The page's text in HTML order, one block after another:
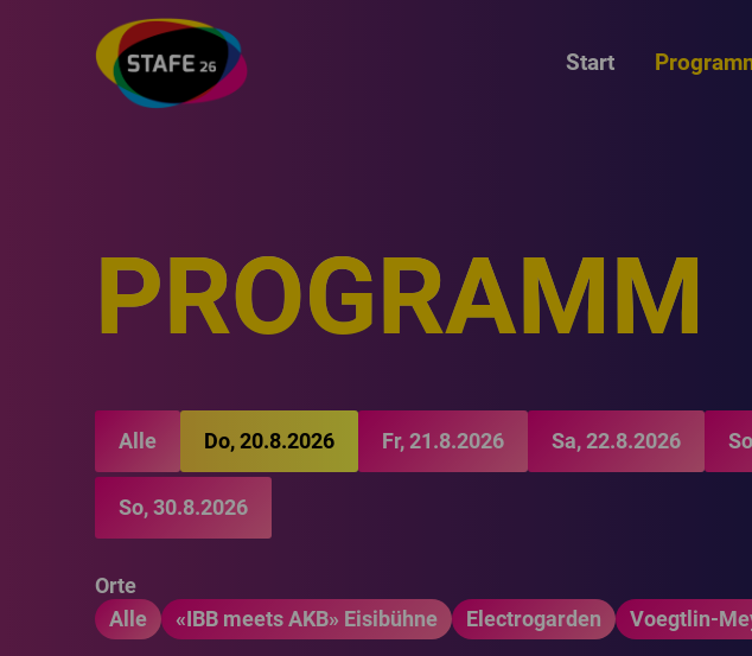
Start
PROGRAMM
Alle Do, 20.8.2026 Fr, 21.8.2026 Sa, 22.8.2026
So, 30.8.2026
Orte
Alle
«IBB meets AKB» Eisibühne Electrogarden Voegtlin-